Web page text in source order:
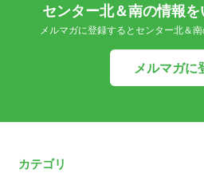
センター北＆南の情報
メルマガに登録するとセンター北＆
メルマガに
カテゴリ